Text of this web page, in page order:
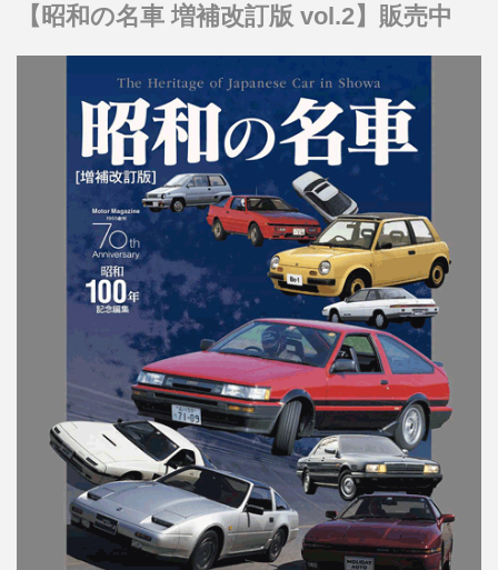
【昭和の名車 増補改訂版 vol.2】販売中